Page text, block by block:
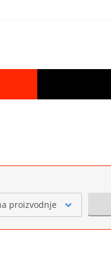
proizvodnje